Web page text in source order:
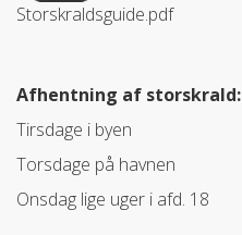
Storskraldsguide.pdf
Afhentning af storskrald:
Tirsdage i byen
Torsdage på havnen
Onsdag lige uger i afd. 18